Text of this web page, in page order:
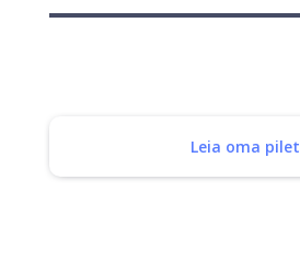
Leia oma pilet